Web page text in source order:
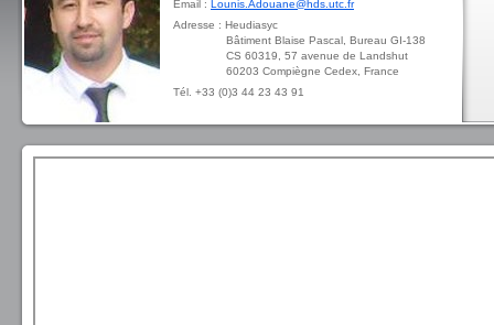
Email : Lounis.Adouane@hds.utc.fr
Adresse : Heudiasyc
Bâtiment Blaise Pascal, Bureau GI-138
CS 60319, 57 avenue de Landshut
60203 Compiègne Cedex, France
Tél. +33 (0)3 44 23 43 91